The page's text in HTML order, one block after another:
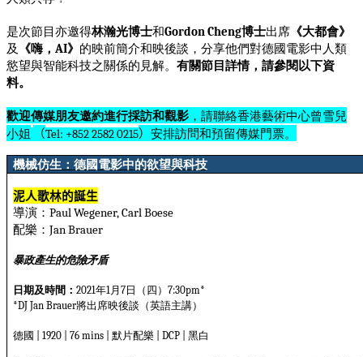
是次節目亦邀得林瀚光博士和Gordon Cheng博士出席 《大都會》
及 《嗨， AI》 的映前簡介和映後談，分享他們對德國電影中人類
慾望與智能科技之關係的見解。 有關節目詳情，請參閱以下資
料。
歡迎傳媒朋友邀約進行採訪和觀影 ，請聯絡香港藝術中心曾雪兒
小姐
（Tel: +852 2582 0215） 安排訪問和預留傳媒門票。
機械仿生：德國電影中的欲望與科技
泥人歌林的誕生
導演：Paul Wegener, Carl Boese
配樂：Jan Brauer
暴政產生的危險矛盾
日期及時間：2021年1月7日（四）7:30pm*
*DJ Jan Brauer將出席映後談（英語主講）
德國 | 1920 | 76 mins |默片配樂 | DCP |黑白